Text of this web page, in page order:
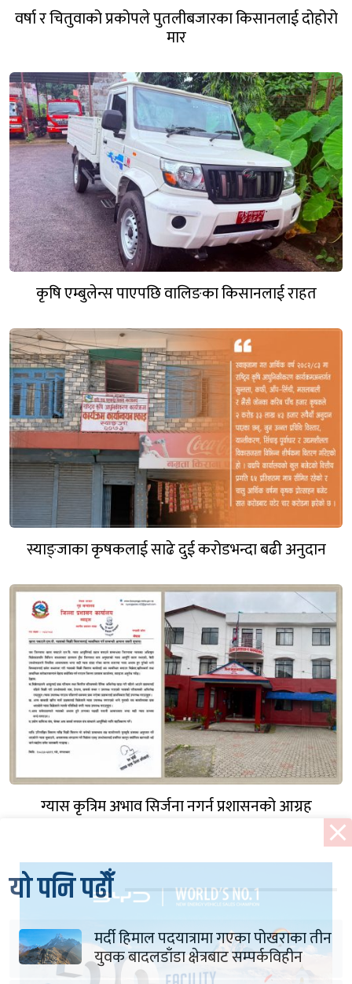
वर्षा र चितुवाको प्रकोपले पुतलीबजारका किसानलाई दोहोरो
मार
कृषि एम्बुलेन्स पाएपछि वालिङका किसानलाई राहत
स्याङ्जाका कृषकलाई साढे दुई करोडभन्दा बढी अनुदान
ग्यास कृत्रिम अभाव सिर्जना नगर्न प्रशासनको आग्रह
यो पनि पढौँ
मर्दी हिमाल पदयात्रामा गएका पोखराका तीन
युवक बादलडाँडा क्षेत्रबाट सम्पर्कविहीन